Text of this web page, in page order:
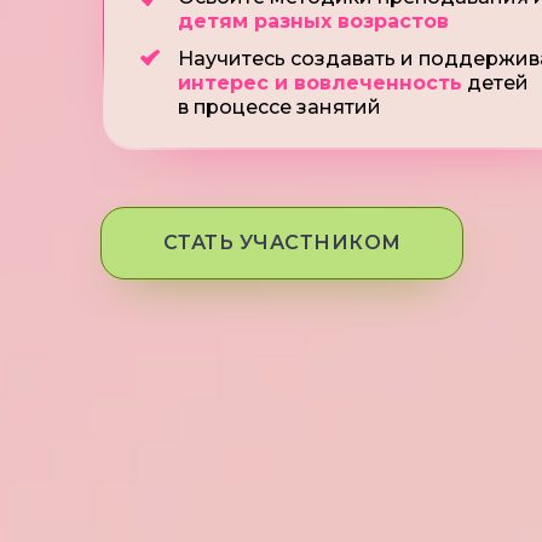
детям разных возрастов
Научитесь создавать и
интерес и вовлеченность детей
в процессе занятий
СТАТЬ УЧАСТНИКОМ